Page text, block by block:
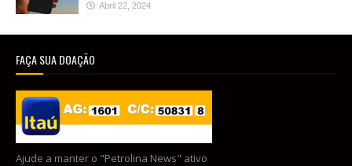
Abril 22, 2024
FAÇA SUA DOAÇÃO
Ajude a manter o "Petrolina News" ativo